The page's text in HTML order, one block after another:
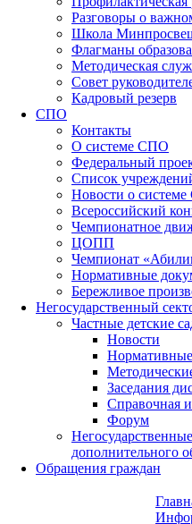
Разговоры о
Школа
Флагманы
Методическая
Совет
Кадровый резерв
СПО
Контакты
О системе СПО
Федеральный
Список
Новости о
Всероссийский
Чемпионатное
ЦОПП
Чемпионат
Нормативные
Бережливое
Негосударственный
Частные детские
Новости
Заседания
Справочная
Форум
дополнительного
Обращения граждан